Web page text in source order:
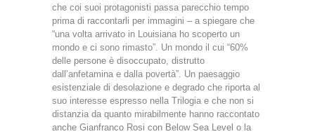
che coi suoi protagonisti passa parecchio tempo
prima di raccontarli per immagini – a spiegare che
“una volta arrivato in Louisiana ho scoperto un
mondo e ci sono rimasto”. Un mondo il cui “60%
delle persone è disoccupato, distrutto
dall’anfetamina e dalla povertà”. Un paesaggio
esistenziale di desolazione e degrado che riporta al
suo interesse espresso nella Trilogia e che non si
distanzia da quanto mirabilmente hanno raccontato
anche Gianfranco Rosi con Below Sea Level o la